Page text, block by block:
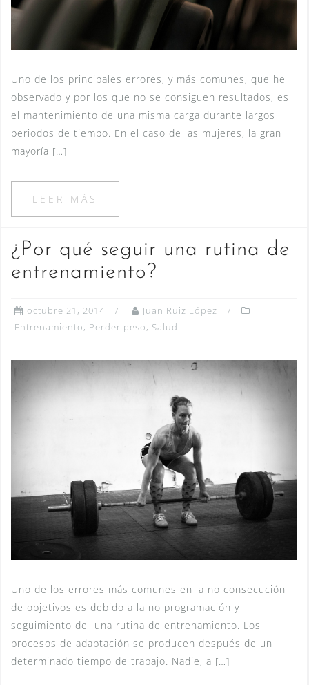
Uno de los principales errores, y más comunes, que he
observado y por los que no se consiguen resultados, es
el mantenimiento de una misma carga durante largos
periodos de tiempo. En el caso de las mujeres, la gran
mayoría […]
LEER MÁS
¿Por qué seguir una rutina de
entrenamiento?
octubre 21, 2014
Juan Ruiz López
Entrenamiento, Perder peso, Salud
Uno de los errores más comunes en la no consecución
de objetivos es debido a la no programación y
seguimiento de una rutina de entrenamiento. Los
procesos de adaptación se producen después de un
determinado tiempo de trabajo. Nadie, a […]